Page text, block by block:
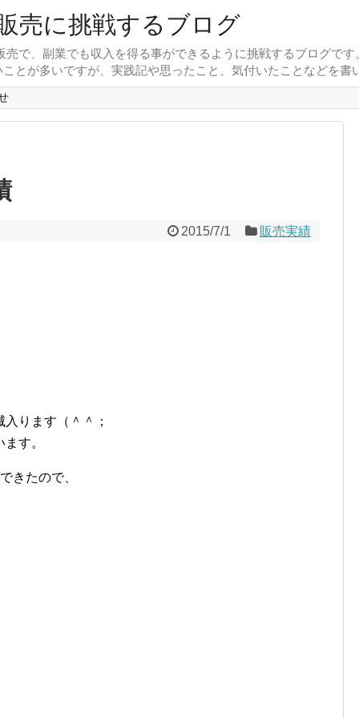
売に挑戦するブログ
で、副業でも収入を得る事ができるように挑戦するブログで
とが多いですが、実践記や思ったこと、気付いたことなどを書
2015/7/1 販売実績
ります（＾＾；
す。
きたので、